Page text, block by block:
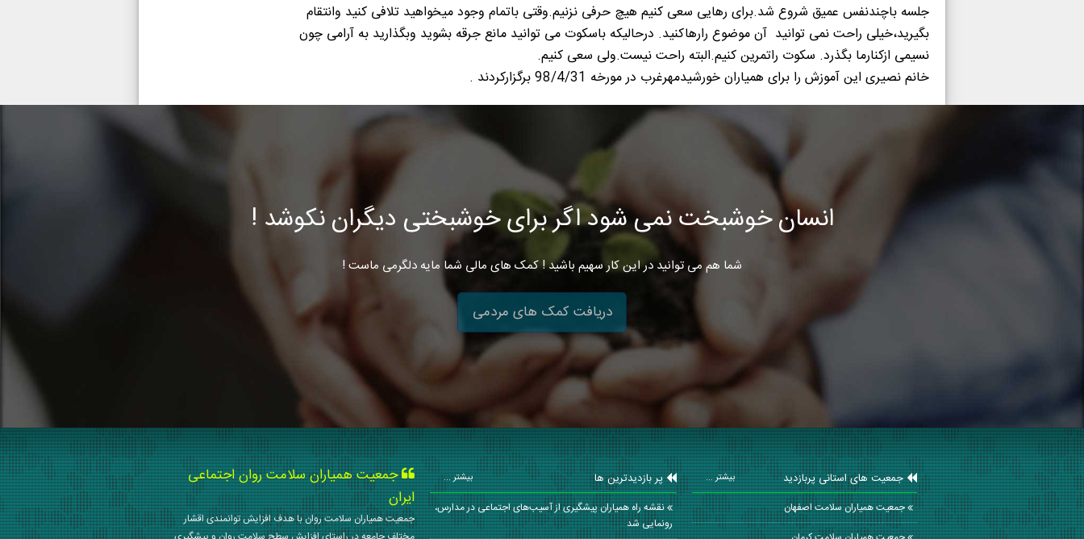
جلسه باچندنفس عمیق شروع شد.برای رهایی سعی کنیم هیچ حرفی نزنیم.وقتی باتمام وجود میخواهید تلافی کنید وانتقام
بگیرید،خیلی راحت نمی توانید آن موضوع رارهاکنید. درحالیکه باسکوت می توانید مانع جرقه بشوید وبگذارید به آرامی چون
نسیمی ازکنارما بگذرد. سکوت راتمرین کنیم.البته راحت نیست.ولی سعی کنیم.
خانم نصیری این آموزش را برای همیاران خورشیدمهرغرب در مورخه 98/4/31 برگزارکردند .
انسان خوشبخت نمی شود اگر برای خوشبختی دیگران نکوشد !
شما هم می توانید در این کار سهیم باشید ! کمک های مالی شما مایه دلگرمی ماست !
دریافت کمک های مردمی
جمعیت های استانی پربازدید بیشتر ...
جمعیت همیاران سلامت اصفهان
پر بازدیدترین ها بیشتر ...
نقشه راه همیاران پیشگیری از آسیب‌های اجتماعی در مدارس،
رونمایی شد
جمعیت همیاران سلامت روان اجتماعی
ایران
جمعیت همیاران سلامت روان با هدف افزایش توانمندی اقشار